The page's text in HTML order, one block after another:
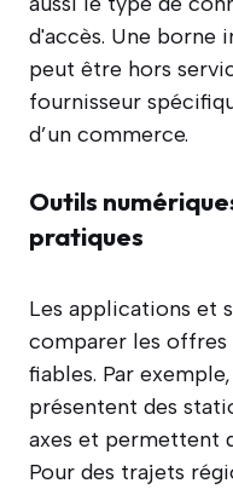
d'accès. Une borne
peut être hors
fournisseur
d’un commerce.
Outils
pratiques
Les applications et
comparer les
fiables. Par
présentent des
axes et permettent
Pour des trajets